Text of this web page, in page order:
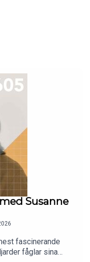
experter: Gå in
kontakt!
Budskap AB och
Susanne
fascinerande
fåglar sina